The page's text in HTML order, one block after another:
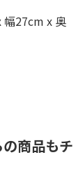
幅27cm x 奥
商品もチ